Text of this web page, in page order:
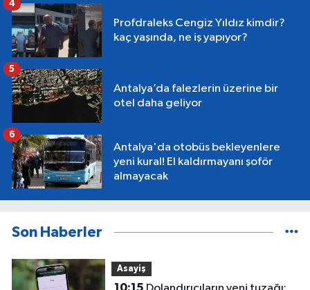
Profdraleks Cengiz Yıldız kimdir?
kaç yaşında, ne iş yapıyor?
4
Antalya’da falezlerin üzerine bir
otel daha geliyor
5
Antalya'da otobüs bekleyenlere
yeni kural! El kaldırmayanı şoför
almayacak
6
Son Haberler
Asayiş